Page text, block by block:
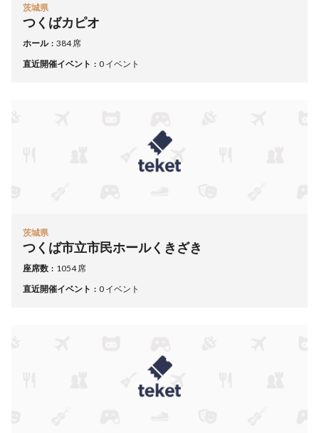
茨城県
つくばカピオ
ホール
384 席
直近開催イベント
0 イベント
茨城県
つくば市立市民ホールくきざき
座席数
1054 席
直近開催イベント
0 イベント